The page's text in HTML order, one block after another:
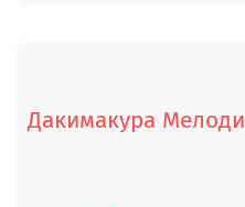
Дакимакура Мелоди